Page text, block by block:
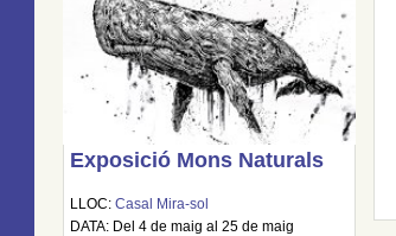
Exposició Mons Naturals
LLOC: Casal Mira-sol
DATA: Del 4 de maig al 25 de maig